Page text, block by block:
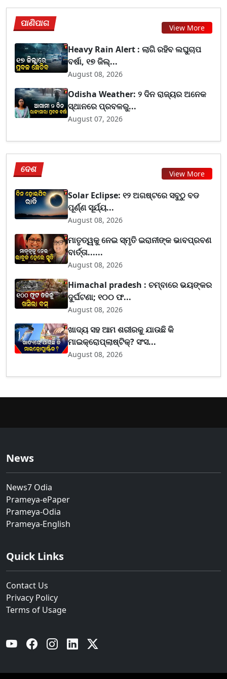
ପାଣିପାଗ View More
Heavy Rain Alert : ଲାଗି ରହିବ ଲଘୁଚାପ
ବର୍ଷା, ୧୭ ଜିଲ୍...
August 08, 2026
Odisha Weather: ୨ ଦିନ ରାଜ୍ୟର ଅନେକ
ସ୍ଥାନରେ ପ୍ରବଳରୁ...
August 07, 2026
ଦେଶ View More
Solar Eclipse: ୧୨ ଅଗଷ୍ଟରେ ସବୁଠୁ ବଡ
ପୂର୍ଣ୍ଣ ସୂର୍ଯ୍ୟ...
August 08, 2026
ମାତୃତ୍ୱକୁ ନେଇ ସ୍ମୃତି ଇରାନୀଙ୍କ ଭାବପ୍ରବଣ
ବାର୍ତ୍ତା......
August 08, 2026
Himachal pradesh : ଚମ୍ବାରେ ଭୟଙ୍କର
ଦୁର୍ଘଟଣା; ୧୦୦ ଫ...
August 08, 2026
ଖାଦ୍ୟ ସହ ଆମ ଶରୀରକୁ ଯାଉଛି କି
ମାଇକ୍ରୋପ୍ଲାଷ୍ଟିକ୍? ସଂସ...
August 08, 2026
News
News7 Odia
Prameya-ePaper
Prameya-Odia
Prameya-English
Quick Links
Contact Us
Privacy Policy
Terms of Usage
YouTube Facebook Instagram Linkedin